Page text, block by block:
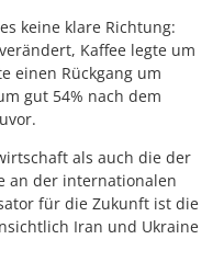
keine klare Richtung:
Kaffee legte um
einen Rückgang um
gut 54% nach dem
als auch die der
an der internationalen
für die Zukunft ist die
Iran und Ukraine